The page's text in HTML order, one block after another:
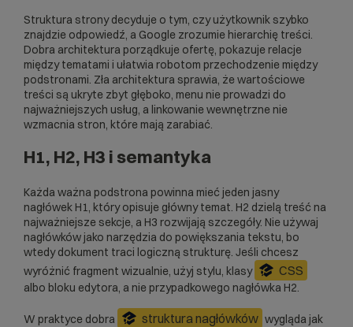
Struktura strony decyduje o tym, czy użytkownik szybko
znajdzie odpowiedź, a Google zrozumie hierarchię treści.
Dobra architektura porządkuje ofertę, pokazuje relacje
między tematami i ułatwia robotom przechodzenie między
podstronami. Zła architektura sprawia, że wartościowe
treści są ukryte zbyt głęboko, menu nie prowadzi do
najważniejszych usług, a linkowanie wewnętrzne nie
wzmacnia stron, które mają zarabiać.
H1, H2, H3 i semantyka
Każda ważna podstrona powinna mieć jeden jasny
nagłówek H1, który opisuje główny temat. H2 dzielą treść na
najważniejsze sekcje, a H3 rozwijają szczegóły. Nie używaj
nagłówków jako narzędzia do powiększania tekstu, bo
wtedy dokument traci logiczną strukturę. Jeśli chcesz
wyróżnić fragment wizualnie, użyj stylu, klasy
CSS
albo bloku edytora, a nie przypadkowego nagłówka H2.
W praktyce dobra struktura nagłówków wygląda jak